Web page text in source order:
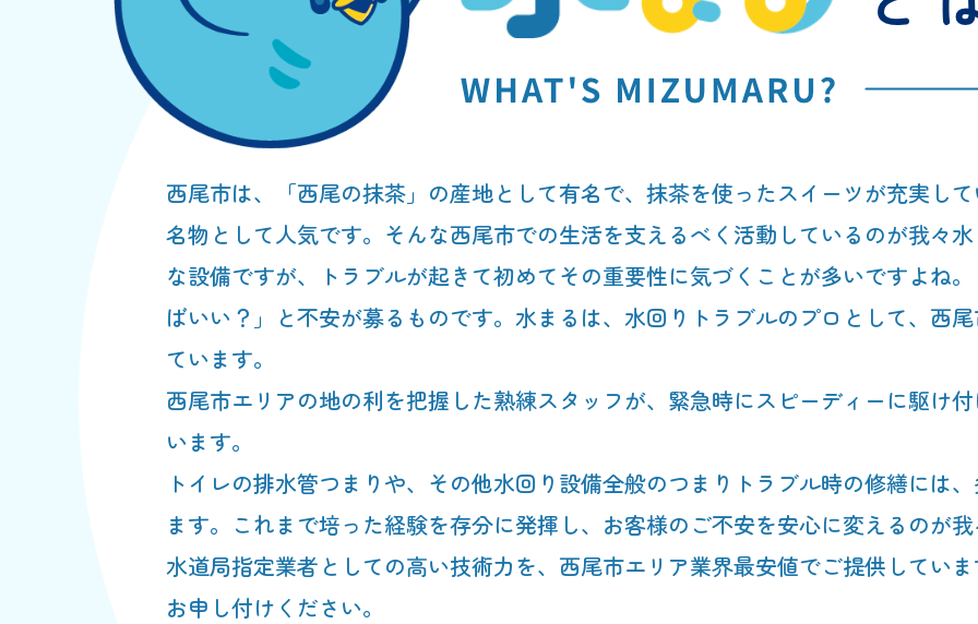
西尾市は、「西尾の抹茶」の産地として有名で、抹茶を使ったスイーツが充実し
名物として人気です。そんな西尾市での生活を支えるべく活動しているのが我々
な設備ですが、トラブルが起きて初めてその重要性に気づくことが多いですよね
ばいい？」と不安が募るものです。水まるは、水回りトラブルのプロとして、西
ています。
西尾市エリアの地の利を把握した熟練スタッフが、緊急時にスピーディーに駆け
います。
トイレの排水管つまりや、その他水回り設備全般のつまりトラブル時の修繕には
ます。これまで培った経験を存分に発揮し、お客様のご不安を安心に変えるのが
水道局指定業者としての高い技術力を、西尾市エリア業界最安値でご提供してい
お申し付けください。